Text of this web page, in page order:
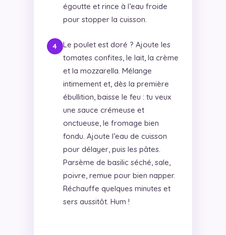
égoutte et rince à l’eau froide
pour stopper la cuisson.
Le poulet est doré ? Ajoute les
tomates confites, le lait, la crème
et la mozzarella. Mélange
intimement et, dès la première
ébullition, baisse le feu : tu veux
une sauce crémeuse et
onctueuse, le fromage bien
fondu. Ajoute l’eau de cuisson
pour délayer, puis les pâtes.
Parsème de basilic séché, sale,
poivre, remue pour bien napper.
Réchauffe quelques minutes et
sers aussitôt. Hum !